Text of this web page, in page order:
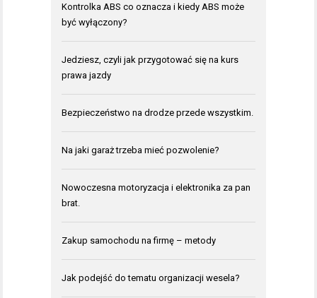
Kontrolka ABS co oznacza i kiedy ABS może
być wyłączony?
Jedziesz, czyli jak przygotować się na kurs
prawa jazdy
Bezpieczeństwo na drodze przede wszystkim.
Na jaki garaż trzeba mieć pozwolenie?
Nowoczesna motoryzacja i elektronika za pan
brat.
Zakup samochodu na firmę – metody
Jak podejść do tematu organizacji wesela?